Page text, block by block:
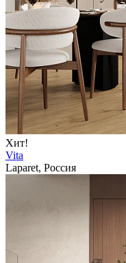
Хит!
Vita
Laparet, Россия